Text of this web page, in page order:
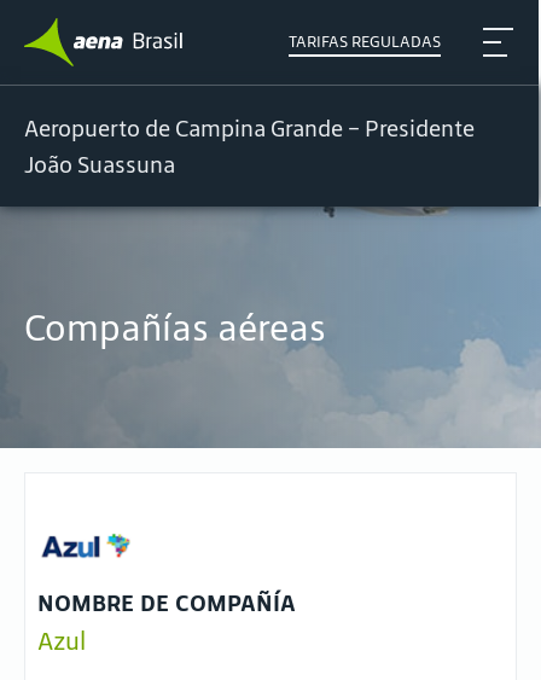
TARIFAS REGULADAS
Aeropuerto de Campina Grande – Presidente
João Suassuna
Compañías aéreas
NOMBRE DE COMPAÑÍA
Azul